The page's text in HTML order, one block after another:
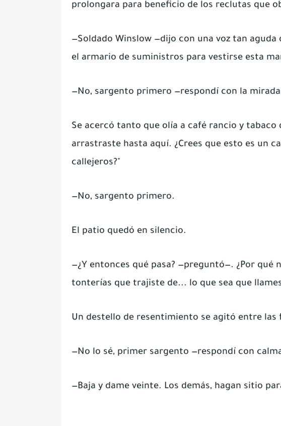
prolongara para beneficio de los reclutas que
—Soldado Winslow —dijo con una voz tan aguda
el armario de suministros para vestirse esta
—No, sargento primero —respondí con la
Se acercó tanto que olía a café rancio y tabaco
arrastraste hasta aquí. ¿Crees que esto es un
callejeros?"
—No, sargento primero.
El patio quedó en silencio.
—¿Y entonces qué pasa? —preguntó—. ¿Por qué
tonterías que trajiste de... lo que sea que
Un destello de resentimiento se agitó entre las
—No lo sé, primer sargento —respondí con
—Baja y dame veinte. Los demás, hagan sitio